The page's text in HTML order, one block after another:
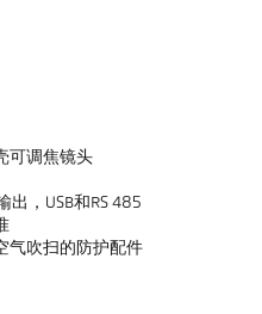
可调焦镜头
，USB和RS 485
气吹扫的防护配件